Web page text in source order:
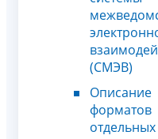
(СМЭВ)
Описание
форматов
отдельных